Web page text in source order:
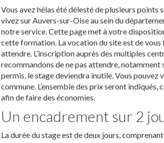
Vous avez hélas été délesté de plusieurs
vivez sur Auvers-sur-Oise au sein du
notre service. Cette page met à votre
cette formation. La vocation du site est de
attendre. L’inscription auprès des multiples
recommandons de ne pas attendre,
permis, le stage deviendra inutile. Vous pouvez
commune. L’ensemble des prix seront
afin de faire des économies.
Un encadrement sur 2
La durée du stage est de deux jours,